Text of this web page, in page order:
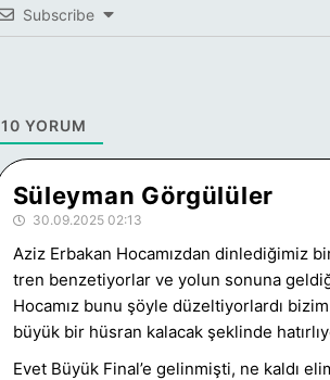
Subscribe
10 YORUM
Süleyman Görgülüler
30.09.2025 02:13
Aziz Erbakan Hocamızdan dinlediğimiz bir
tren benzetiyorlar ve yolun sonuna
Hocamız bunu şöyle düzeltiyorlardı
büyük bir hüsran kalacak şeklinde
Evet Büyük Final’e gelinmişti, ne kaldı